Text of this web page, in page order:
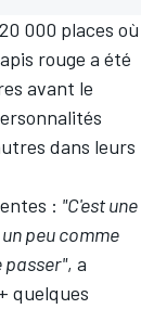
000 places où
rouge a été
avant le
dans leurs
: "C'est une
peu comme
passer", a
quelques